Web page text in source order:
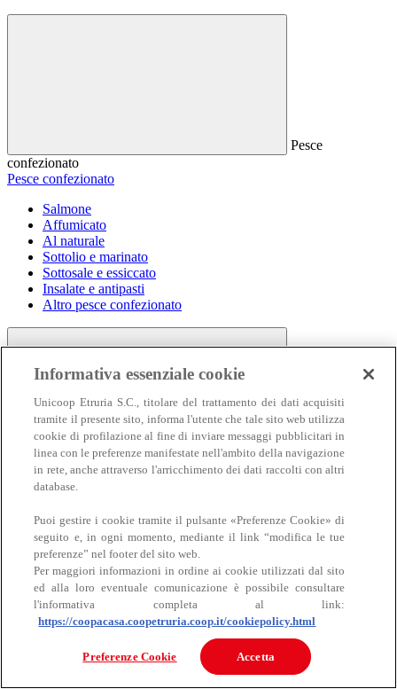
Pesce
confezionato
Pesce confezionato
Salmone
Affumicato
Al naturale
Sottolio e marinato
Sottosale e essiccato
Insalate e antipasti
Altro pesce confezionato
Carne
Carne
Bovino
Informativa essenziale cookie
Unicoop Etruria S.C., titolare del trattamento dei dati acquisiti
tramite il presente sito, informa l'utente che tale sito web utilizza
cookie di profilazione al fine di inviare messaggi pubblicitari in
linea con le preferenze manifestate nell'ambito della navigazione
in rete, anche attraverso l'arricchimento dei dati raccolti con altri
database.
Puoi gestire i cookie tramite il pulsante «Preferenze Cookie» di
seguito e, in ogni momento, mediante il link “modifica le tue
preferenze” nel footer del sito web.
Per maggiori informazioni in ordine ai cookie utilizzati dal sito
ed alla loro eventuale comunicazione è possibile consultare
l'informativa completa al link:
https://coopacasa.coopetruria.coop.it/cookiepolicy.html
Preferenze Cookie Accetta